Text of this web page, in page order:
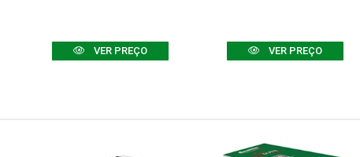
VER PREÇO VER PREÇO